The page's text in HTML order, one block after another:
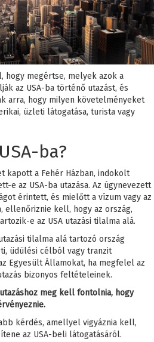
hogy megértse, melyek azok a
az USA-ba történő utazást, és
arra, hogy milyen követelményeket
üzleti látogatása, turista vagy
ba?
kapott a Fehér Házban, indokolt
e az USA-ba utazása. Az úgynevezett
érintett, és mielőtt a vízum vagy az
ellenőriznie kell, hogy az ország,
e az USA utazási tilalma alá.
tilalma alá tartozó ország
üdülési célból vagy tranzit
Egyesült Államokat, ha megfelel az
bizonyos feltételeinek.
meg kell fontolnia, hogy
kérdés, amellyel vigyáznia kell,
az USA-beli látogatásáról.